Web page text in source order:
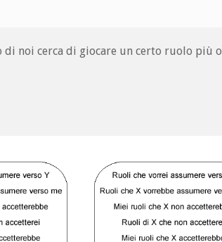
di noi cerca di giocare un certo ruolo più